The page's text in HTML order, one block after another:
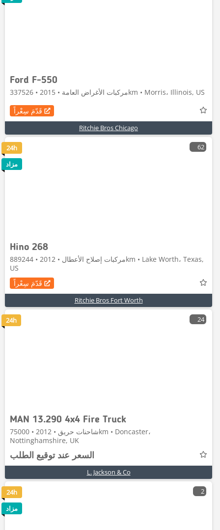
Ford F-550
مركبات الأغراض العامة • 2015 • 337526km • Morris، Illinois, US
قَدّمَ سِعْراً
Ritchie Bros Chicago
62
Hino 268
مركبات إصلاح الأعطال • 2012 • 889244km • Lake Worth، Texas,
US
قَدّمَ سِعْراً
Ritchie Bros Fort Worth
24h
مزاد
24
MAN 13.290 4x4 Fire Truck
شاحنات حريق • 2012 • 75000km • Doncaster،
Nottinghamshire, UK
السعر عند توقيع الطلب
L. Jackson & Co
24h
2
24h
مزاد